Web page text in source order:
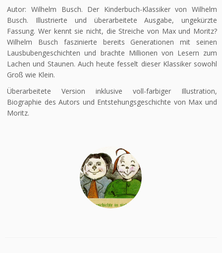
Autor: Wilhelm Busch. Der Kinderbuch-Klassiker von Wilhelm
Busch. Illustrierte und überarbeitete Ausgabe, ungekürzte
Fassung. Wer kennt sie nicht, die Streiche von Max und Moritz?
Wilhelm Busch faszinierte bereits Generationen mit seinen
Lausbubengeschichten und brachte Millionen von Lesern zum
Lachen und Staunen. Auch heute fesselt dieser Klassiker sowohl
Groß wie Klein.
Überarbeitete Version inklusive voll-farbiger Illustration,
Biographie des Autors und Entstehungsgeschichte von Max und
Moritz.